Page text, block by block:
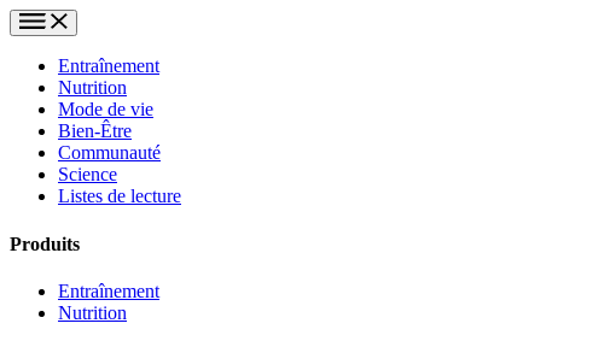
Entraînement
Nutrition
Mode de vie
Bien-Être
Communauté
Science
Listes de lecture
Produits
Entraînement
Nutrition